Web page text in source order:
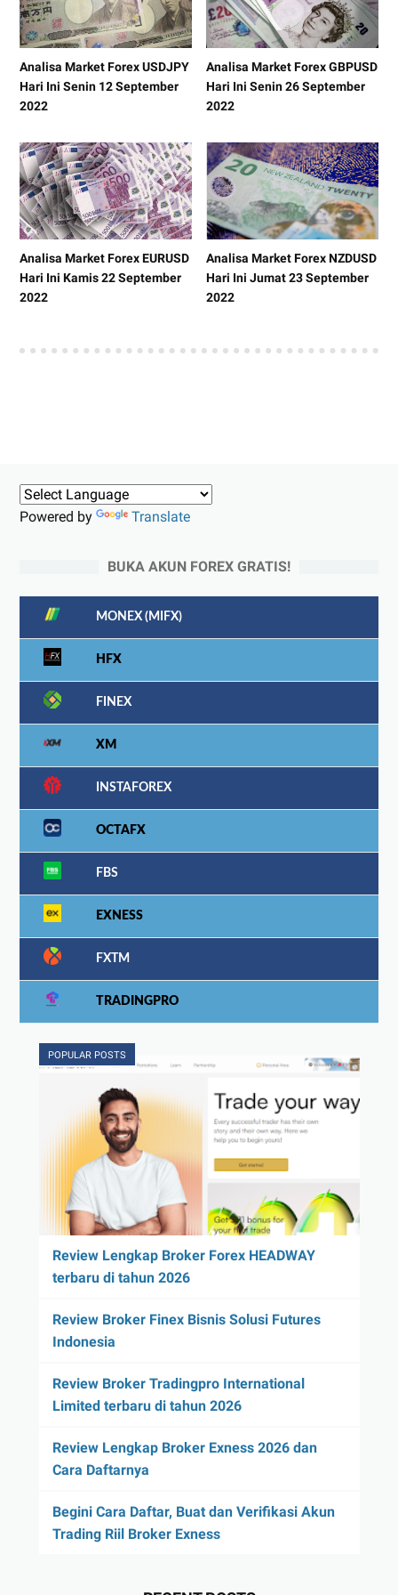
Analisa Market Forex USDJPY
Hari Ini Senin 12 September
2022
Analisa Market Forex GBPUSD
Hari Ini Senin 26 September
2022
Analisa Market Forex EURUSD
Hari Ini Kamis 22 September
2022
Analisa Market Forex NZDUSD
Hari Ini Jumat 23 September
2022
Powered by Translate
BUKA AKUN FOREX GRATIS!
MONEX (MIFX)
HFX
FINEX
XM
INSTAFOREX
OCTAFX
FBS
EXNESS
FXTM
TRADINGPRO
POPULAR POSTS
Review Lengkap Broker Forex HEADWAY
terbaru di tahun 2026
Review Broker Finex Bisnis Solusi Futures
Indonesia
Review Broker Tradingpro International
Limited terbaru di tahun 2026
Review Lengkap Broker Exness 2026 dan
Cara Daftarnya
Begini Cara Daftar, Buat dan Verifikasi Akun
Trading Riil Broker Exness